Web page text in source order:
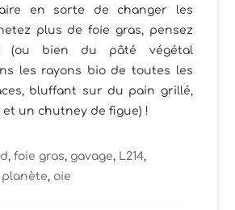
en sorte de changer les
plus de foie gras, pensez
(ou bien du pâté végétal
les rayons bio de toutes les
bluffant sur du pain grillé,
un chutney de figue) !
,foie gras, gavage, L214,
planète, oie